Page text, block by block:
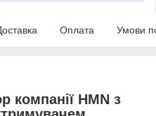
Оплата Умови
компанії HMN з